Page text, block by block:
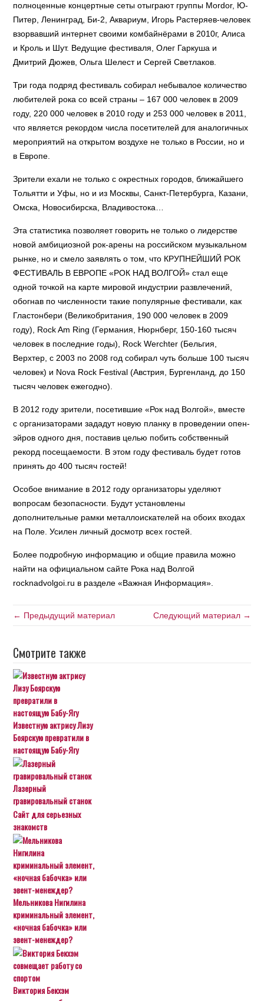
полноценные концертные сеты отыграют группы Mordor, Ю-
Питер, Ленинград, Би-2, Аквариум, Игорь Растеряев-человек
взорвавший интернет своими комбайнёрами в 2010г, Алиса
и Кроль и Шут. Ведущие фестиваля, Олег Гаркуша и
Дмитрий Дюжев, Ольга Шелест и Сергей Светлаков.
Три года подряд фестиваль собирал небывалое количество
любителей рока со всей страны – 167 000 человек в 2009
году, 220 000 человек в 2010 году и 253 000 человек в 2011,
что является рекордом числа посетителей для аналогичных
мероприятий на открытом воздухе не только в России, но и
в Европе.
Зрители ехали не только с окрестных городов, ближайшего
Тольятти и Уфы, но и из Москвы, Санкт-Петербурга, Казани,
Омска, Новосибирска, Владивостока…
Эта статистика позволяет говорить не только о лидерстве
новой амбициозной рок-арены на российском музыкальном
рынке, но и смело заявлять о том, что КРУПНЕЙШИЙ РОК
ФЕСТИВАЛЬ В ЕВРОПЕ «РОК НАД ВОЛГОЙ» стал еще
одной точкой на карте мировой индустрии развлечений,
обогнав по численности такие популярные фестивали, как
Гластонбери (Великобритания, 190 000 человек в 2009
году), Rock Am Ring (Германия, Нюрнберг, 150-160 тысяч
человек в последние годы), Rock Werchter (Бельгия,
Верхтер, с 2003 по 2008 год собирал чуть больше 100 тысяч
человек) и Nova Rock Festival (Австрия, Бургенланд, до 150
тысяч человек ежегодно).
В 2012 году зрители, посетившие «Рок над Волгой», вместе
с организаторами зададут новую планку в проведении опен-
эйров одного дня, поставив целью побить собственный
рекорд посещаемости. В этом году фестиваль будет готов
принять до 400 тысяч гостей!
Особое внимание в 2012 году организаторы уделяют
вопросам безопасности. Будут установлены
дополнительные рамки металлоискателей на обоих входах
на Поле. Усилен личный досмотр всех гостей.
Более подробную информацию и общие правила можно
найти на официальном сайте Рока над Волгой
rocknadvolgoi.ru в разделе «Важная Информация».
← Предыдущий материал Следующий материал →
Смотрите также
Известную актрису Лизу
Боярскую превратили в
настоящую Бабу-Ягу
Лазерный
гравировальный станок
Сайт для серьезных
знакомств
Мельникова Нигилина
криминальный элемент,
«ночная бабочка» или
эвент-менеждер?
Виктория Бекхэм